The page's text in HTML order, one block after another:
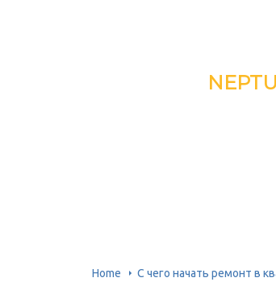
Home С чего начать ремонт в